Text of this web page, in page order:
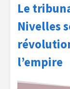
Le
Nivelles
l’empire